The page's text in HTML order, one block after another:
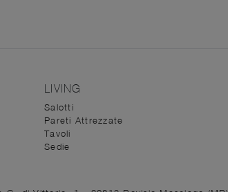
LIVING
Salotti
Pareti Attrezzate
Tavoli
Sedie